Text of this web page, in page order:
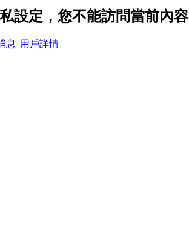
設定，您不能訪問當前內容
息 |用戶詳情